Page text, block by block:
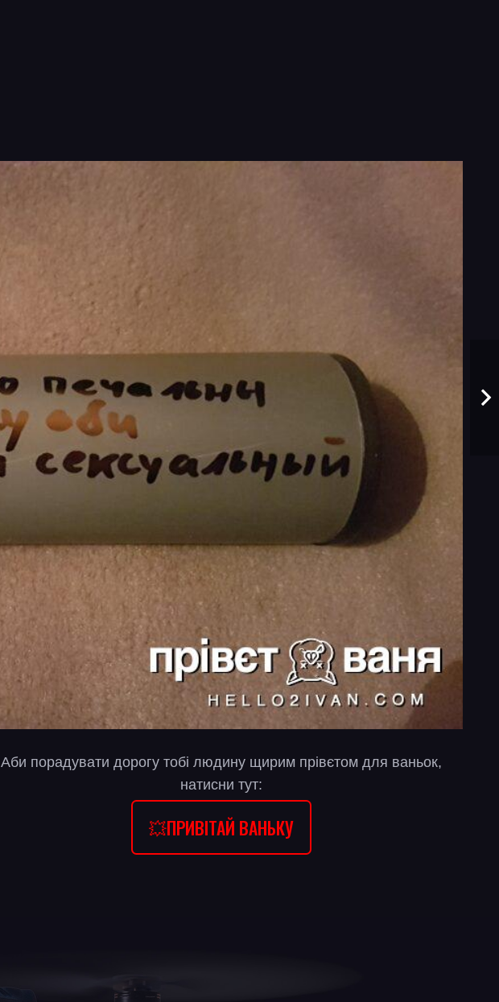
Аби порадувати дорогу тобі людину щирим прівєтом для ваньок,
натисни тут:
💥ПРИВІТАЙ ВАНЬКУ